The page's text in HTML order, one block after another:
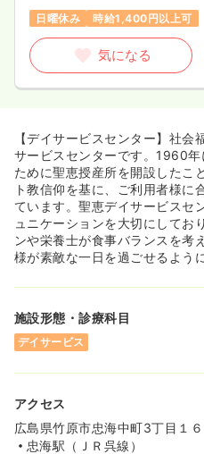
日曜休み
時給1,400円以上可
気になる
【デイサービスセンター】社
サービスセンターです。1960
ために聖恵授産所を開設したこ
ト教信仰を基に、ご利用者様に
ています。聖恵デイサービスセ
ュニケーションを大切にしてお
ンや栄養士が食事バランスを考
様が素敵な一日を過ごせるよう
施設形態・診療科目
デイサービス
アクセス
広島県竹原市忠海中町3丁目１６
忠海駅（ＪＲ呉線）